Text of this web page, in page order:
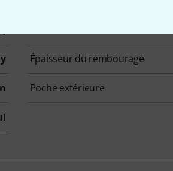
Épaisseur du rembourage
Poche extérieure